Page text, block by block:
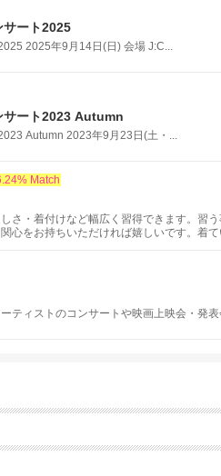
サート2025
2025年9月14日(日) 会場 J:C...
サート2023 Autumn
Autumn 2023年9月23日(土・...
Match
さ・着付けなど幅広く習得できます。
心をお持ちいただければ嬉しいです。着
ティストのコンサートや映画上映会・発